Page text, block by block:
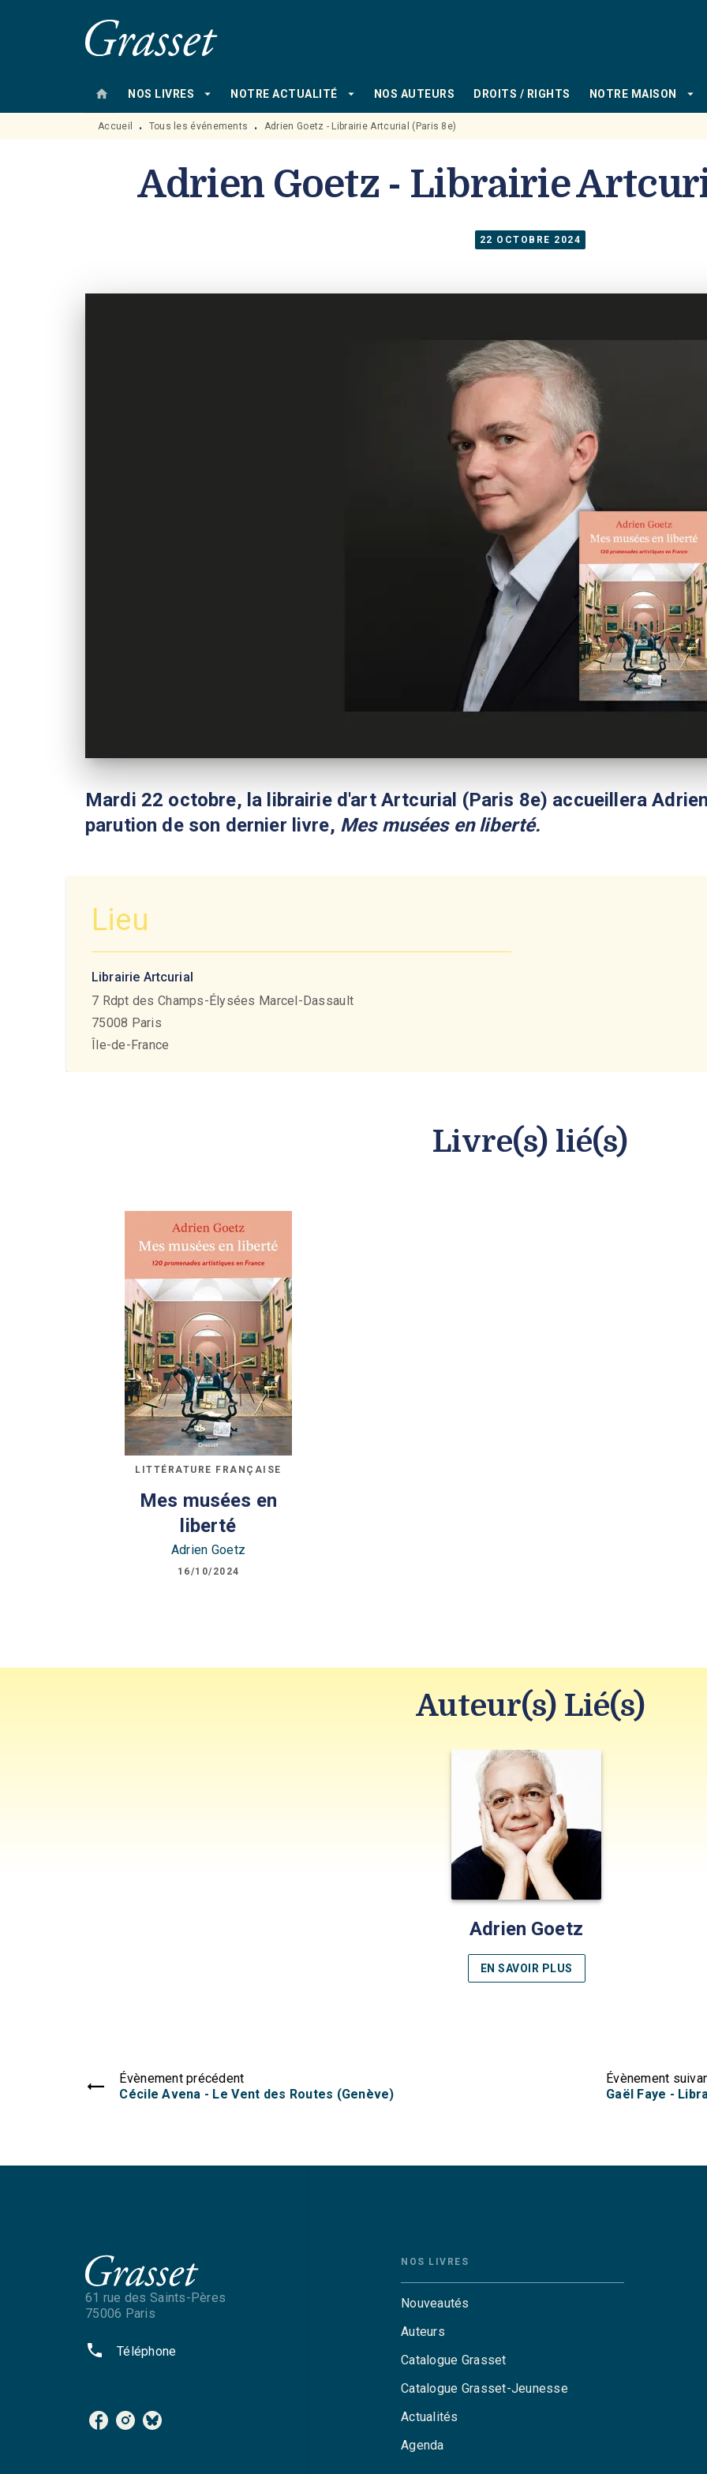
MENU RECHERCHE
home NOS LIVRES arrow_drop_down NOTRE ACTUALITÉ arrow_drop_down NOS AUTEURS DROITS / RIGHTS NOTRE MAISON arrow_drop_down
Accueil • Tous les événements • Adrien Goetz - Librairie Artcurial (Paris 8e)
Adrien Goetz - Librairie
22 OCTOBRE 2024
Mardi 22 octobre, la librairie d'art Artcurial (Paris 8e) accueillera
parution de son dernier livre, Mes musées en liberté.
Lieu
Librairie Artcurial
7 Rdpt des Champs-Élysées Marcel-Dassault
75008 Paris
Île-de-France
Livre(s) lié(s)
LITTÉRATURE FRANÇAISE
Mes musées en
liberté
Adrien Goetz
16/10/2024
Auteur(s) Lié(s)
Adrien Goetz
EN SAVOIR PLUS
Évènement précédent
Cécile Avena - Le Vent des Routes (Genève)
Évènement
Gaël Faye -
61 rue des Saints-Pères
75006 Paris
phone Téléphone
NOS LIVRES
Nouveautés
Auteurs
Catalogue Grasset
Catalogue Grasset-Jeunesse
Actualités
Agenda